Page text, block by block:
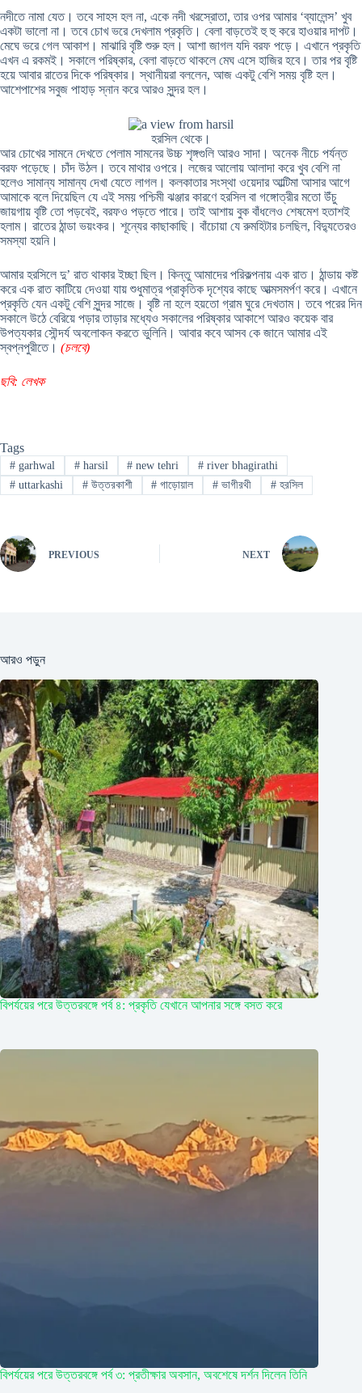
নদীতে নামা যেত। তবে সাহস হল না, একে নদী খরস্রোতা, তার ওপর আমার ‘ব্যালেন্স’ খুব
একটা ভালো না। তবে চোখ ভরে দেখলাম প্রকৃতি। বেলা বাড়তেই হু হু করে হাওয়ার দাপট।
মেঘে ভরে গেল আকাশ। মাঝারি বৃষ্টি শুরু হল। আশা জাগল যদি বরফ পড়ে। এখানে প্রকৃতি
এখন এ রকমই। সকালে পরিষ্কার, বেলা বাড়তে থাকলে মেঘ এসে হাজির হবে। তার পর বৃষ্টি
হয়ে আবার রাতের দিকে পরিষ্কার। স্থানীয়রা বললেন, আজ একটু বেশি সময় বৃষ্টি হল।
আশেপাশের সবুজ পাহাড় স্নান করে আরও সুন্দর হল।
হরসিল থেকে।
আর চোখের সামনে দেখতে পেলাম সামনের উচ্চ শৃঙ্গগুলি আরও সাদা। অনেক নীচে পর্যন্ত
বরফ পড়েছে। চাঁদ উঠল। তবে মাথার ওপরে। লজের আলোয় আলাদা করে খুব বেশি না
হলেও সামান্য সামান্য দেখা যেতে লাগল। কলকাতার সংস্থা ওয়েদার আল্টিমা আসার আগে
আমাকে বলে দিয়েছিল যে এই সময় পশ্চিমী ঝঞ্জার কারণে হরসিল বা গঙ্গোত্রীর মতো উঁচু
জায়গায় বৃষ্টি তো পড়বেই, বরফও পড়তে পারে। তাই আশায় বুক বাঁধলেও শেষমেশ হতাশই
হলাম। রাতের ঠান্ডা ভয়ংকর। শূন্যের কাছাকাছি। বাঁচোয়া যে রুমহিটার চলছিল, বিদ্যুতেরও
সমস্যা হয়নি।
আমার হরসিলে দু’ রাত থাকার ইচ্ছা ছিল। কিন্তু আমাদের পরিকল্পনায় এক রাত। ঠান্ডায় কষ্ট
করে এক রাত কাটিয়ে দেওয়া যায় শুধুমাত্র প্রাকৃতিক দৃশ্যের কাছে আত্মসমর্পণ করে। এখানে
প্রকৃতি যেন একটু বেশি সুন্দর সাজে। বৃষ্টি না হলে হয়তো গ্রাম ঘুরে দেখতাম। তবে পরের দিন
সকালে উঠে বেরিয়ে পড়ার তাড়ার মধ্যেও সকালের পরিষ্কার আকাশে আরও কয়েক বার
উপত্যকার সৌন্দর্য অবলোকন করতে ভুলিনি। আবার কবে আসব কে জানে আমার এই
স্বপ্নপুরীতে। (চলবে)
ছবি: লেখক
Tags
#garhwal #harsil # new tehri # river bhagirathi
#uttarkashi #উত্তরকাশী # গাড়োয়াল # ভাগীরথী # হরসিল
PREVIOUS NEXT
আরও পড়ুন
বিপর্যয়ের পরে উত্তরবঙ্গে পর্ব ৪: প্রকৃতি যেখানে আপনার সঙ্গে বসত করে
বিপর্যয়ের পরে উত্তরবঙ্গে পর্ব ৩: প্রতীক্ষার অবসান, অবশেষে দর্শন দিলেন তিনি